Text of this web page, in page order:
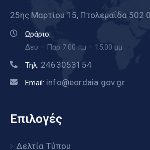
25ης Μαρτίου 15, Πτολεμαΐδα 502
Ωράριο:
Δευ – Παρ 7.00 πμ – 15.00 μμ
Τηλ: 2463053154
Email: info@eordaia.gov.gr
Επιλογές
Δελτία Τύπου